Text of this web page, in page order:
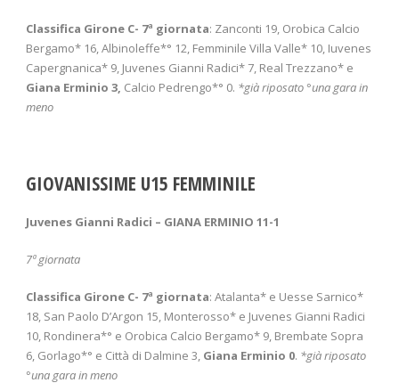
Classifica Girone C- 7ª giornata: Zanconti 19, Orobica Calcio
Bergamo* 16, Albinoleffe*° 12, Femminile Villa Valle* 10, Iuvenes
Capergnanica* 9, Juvenes Gianni Radici* 7, Real Trezzano* e
Giana Erminio 3, Calcio Pedrengo*° 0. *già riposato °una gara in
meno
GIOVANISSIME U15 FEMMINILE
Juvenes Gianni Radici – GIANA ERMINIO 11-1
7ª giornata
Classifica Girone C- 7ª giornata: Atalanta* e Uesse Sarnico*
18, San Paolo D’Argon 15, Monterosso* e Juvenes Gianni Radici
10, Rondinera*° e Orobica Calcio Bergamo* 9, Brembate Sopra
6, Gorlago*° e Città di Dalmine 3, Giana Erminio 0. *già riposato
°una gara in meno